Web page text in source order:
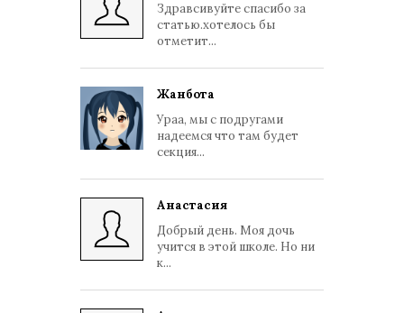
Здравсивуйте спасибо за
статью.хотелось бы
отметит...
Жанбота
Ураа, мы с подругами
надеемся что там будет
секция...
Анастасия
Добрый день. Моя дочь
учится в этой школе. Но ни
к...